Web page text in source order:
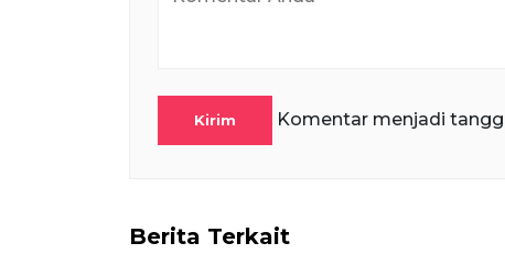
Kirim Komentar menjadi
Berita Terkait